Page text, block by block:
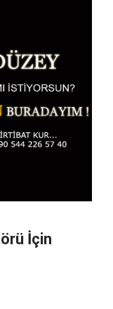
İçin